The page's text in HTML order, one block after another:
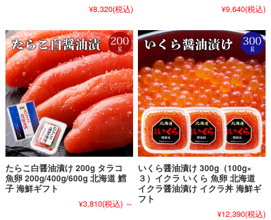
¥8,320(税込)
¥9,640(税込)
たらこ白醤油漬け 200g タラコ
魚卵 200g/400g/600g 北海道 鱈
子 海鮮ギフト
¥3,810(税込) ～
いくら醤油漬け 300g（100g×
３）イクラ いくら 魚卵 北海道
イクラ醤油漬け イクラ丼 海鮮ギ
フト
¥12,390(税込)